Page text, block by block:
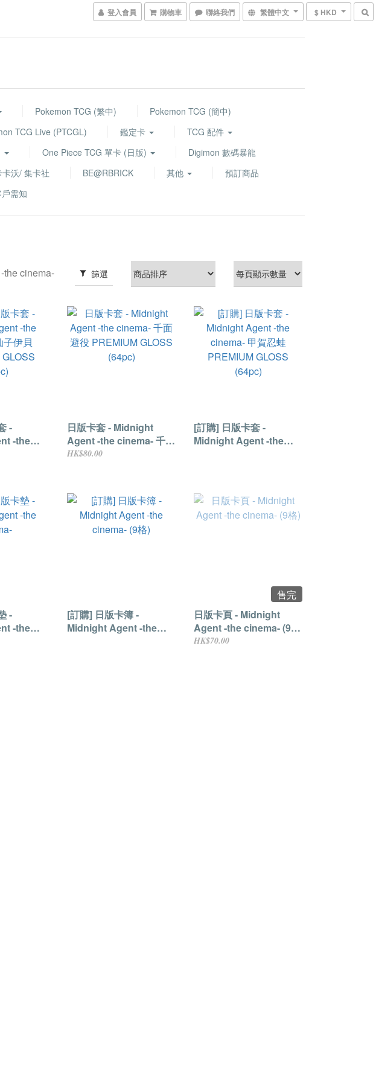
登入會員 購物車 聯絡我們 繁體中文 $ HKD
Pokemon TCG (繁中)
Pokemon TCG (簡中)
TCG Live (PTCGL) 鑑定卡
TCG 配件
One Piece TCG 單卡 (日版)
Digimon 數碼暴龍
卡沃/ 集卡社 BE@RBRICK 其他
預訂商品
需知
篩選
the cinema-
-
-the
日版卡套 - Midnight
Agent -the cinema- 千面
避役 PREMIUM GLOSS
HK$80.00
[訂購] 日版卡套 -
Midnight Agent -the
-
-the
[訂購] 日版卡簿 -
Midnight Agent -the
售完
日版卡頁 - Midnight
Agent -the cinema- (9
格)
HK$70.00